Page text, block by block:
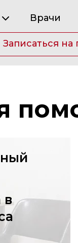
Врачи
Записаться
в